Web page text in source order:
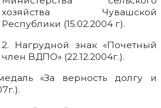
хозяйства Чувашской
Республики (15.02.2004 г).
2. Нагрудной знак «Почетный
член ВДПО» (22.12.2004г.).
«За верность долгу и